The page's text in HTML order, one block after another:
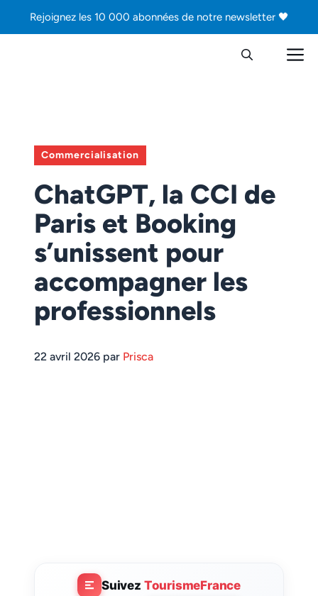
Rejoignez les 10 000 abonnées de notre newsletter 🖤
Commercialisation
ChatGPT, la CCI de
Paris et Booking
s’unissent pour
accompagner les
professionnels
22 avril 2026 par Prisca
Suivez TourismeFrance